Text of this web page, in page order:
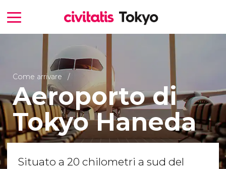
Come arrivare
Aeroporto di
Tokyo Haneda
Situato a 20 chilometri a sud del